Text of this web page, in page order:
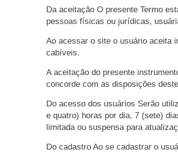
Da aceitação O presente Termo
pessoas físicas ou jurídicas,
Ao acessar o site o usuário aceita
cabíveis.
A aceitação do presente
concorde com as disposições
Do acesso dos usuários Serão
e quatro) horas por dia, 7 (sete)
limitada ou suspensa para
Do cadastro Ao se cadastrar o